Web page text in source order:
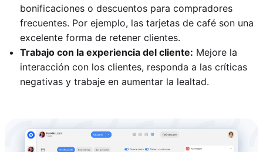
bonificaciones o descuentos para compradores
frecuentes. Por ejemplo, las tarjetas de café son una
excelente forma de retener clientes.
Trabajo con la experiencia del cliente: Mejore la
interacción con los clientes, responda a las críticas
negativas y trabaje en aumentar la lealtad.